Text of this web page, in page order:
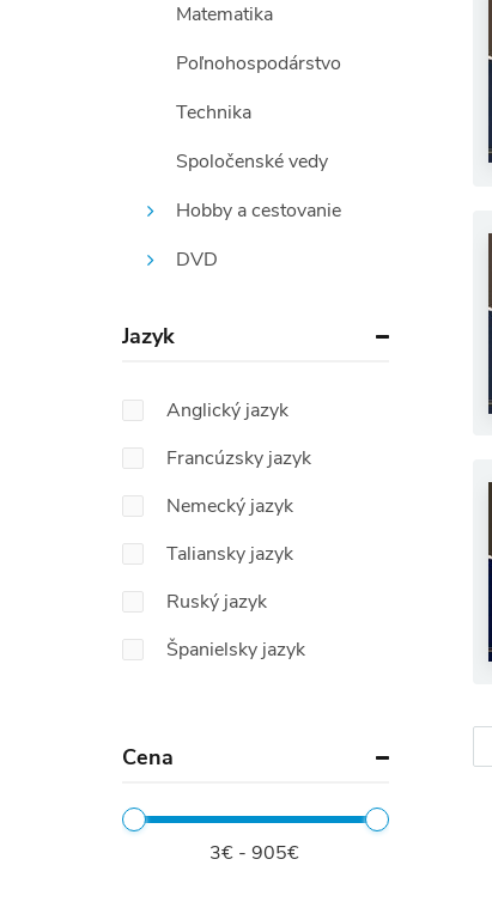
Matematika
Poľnohospodárstvo
Technika
Spoločenské vedy
Hobby a cestovanie
DVD
Jazyk
Anglický jazyk
Francúzsky jazyk
Nemecký jazyk
Taliansky jazyk
Ruský jazyk
Španielsky jazyk
Cena
3€ - 905€